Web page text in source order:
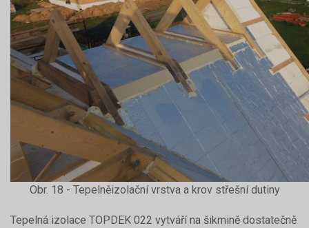
Obr. 18 - Tepelněizolační vrstva a krov střešní dutiny
Tepelná izolace TOPDEK 022 vytváří na šikmině dostatečně